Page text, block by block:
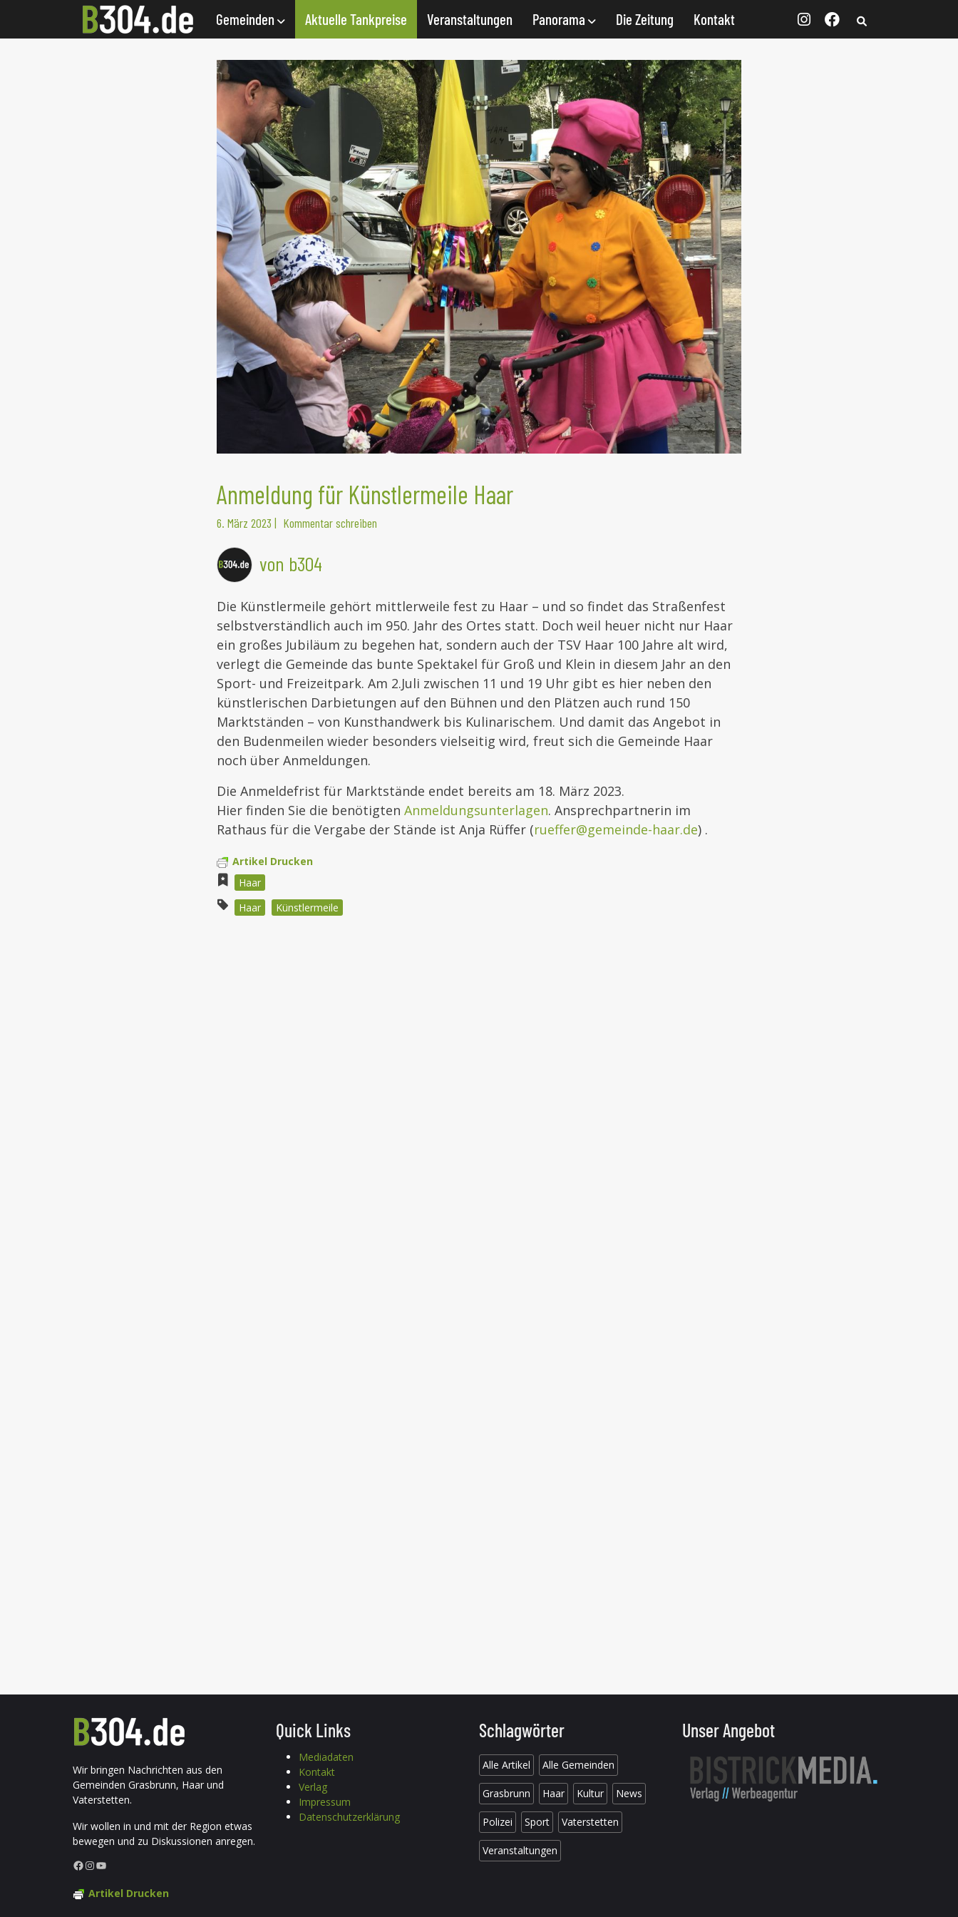
Gemeinden Aktuelle Tankpreise Veranstaltungen Panorama Die Zeitung Kontakt
Anmeldung für Künstlermeile Haar
6. März 2023 | Kommentar schreiben
von b304
Die Künstlermeile gehört mittlerweile fest zu Haar – und so findet das Straßenfest
selbstverständlich auch im 950. Jahr des Ortes statt. Doch weil heuer nicht nur Haar
ein großes Jubiläum zu begehen hat, sondern auch der TSV Haar 100 Jahre alt wird,
verlegt die Gemeinde das bunte Spektakel für Groß und Klein in diesem Jahr an den
Sport- und Freizeitpark. Am 2.Juli zwischen 11 und 19 Uhr gibt es hier neben den
künstlerischen Darbietungen auf den Bühnen und den Plätzen auch rund 150
Marktständen – von Kunsthandwerk bis Kulinarischem. Und damit das Angebot in
den Budenmeilen wieder besonders vielseitig wird, freut sich die Gemeinde Haar
noch über Anmeldungen.
Die Anmeldefrist für Marktstände endet bereits am 18. März 2023.
Hier finden Sie die benötigten Anmeldungsunterlagen. Ansprechpartnerin im
Rathaus für die Vergabe der Stände ist Anja Rüffer (rueffer@gemeinde-haar.de) .
Artikel Drucken
Haar
Haar
Künstlermeile
Wir bringen Nachrichten aus den
Gemeinden Grasbrunn, Haar und
Vaterstetten.
Wir wollen in und mit der Region etwas
bewegen und zu Diskussionen anregen.
Facebook InstagramYouTube
Quick Links
Mediadaten
Kontakt
Verlag
Impressum
Datenschutzerklärung
Schlagwörter
Alle Artikel Alle Gemeinden
Grasbrunn Haar Kultur News
Polizei Sport Vaterstetten
Veranstaltungen
Unser Angebot
Artikel Drucken